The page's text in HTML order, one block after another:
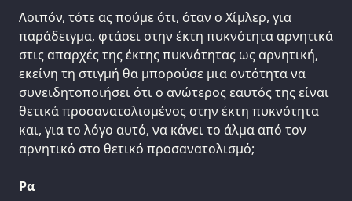
Λοιπόν, τότε ας πούμε ότι, όταν ο Χίμλερ, για
παράδειγμα, φτάσει στην έκτη πυκνότητα αρνητικά
στις απαρχές της έκτης πυκνότητας ως αρνητική,
εκείνη τη στιγμή θα μπορούσε μια οντότητα να
συνειδητοποιήσει ότι ο ανώτερος εαυτός της είναι
θετικά προσανατολισμένος στην έκτη πυκνότητα
και, για το λόγο αυτό, να κάνει το άλμα από τον
αρνητικό στο θετικό προσανατολισμό;
Ρα